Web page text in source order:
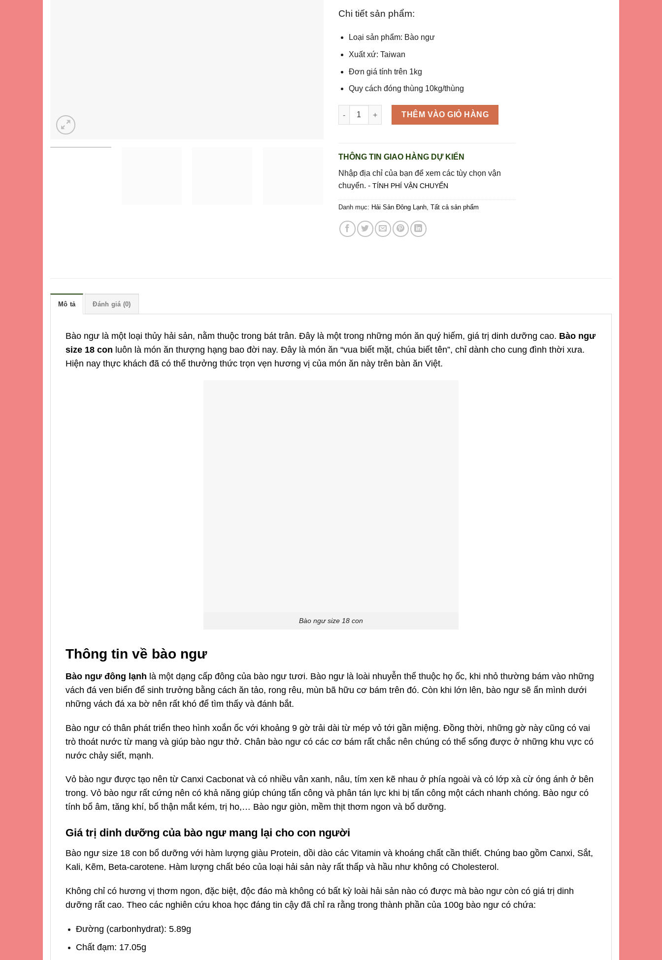
Chi tiết sản phẩm:
Loại sản phẩm: Bào ngư
Xuất xứ: Taiwan
Đơn giá tính trên 1kg
Quy cách đóng thùng 10kg/thùng
Bào ngư size 18con/kg hàng net 6 (nguyên thùng 10kg) số lượng
THÊM VÀO GIỎ HÀNG
THÔNG TIN GIAO HÀNG DỰ KIẾN
Nhập địa chỉ của bạn để xem các tùy chọn vận
chuyển. - TÍNH PHÍ VẬN CHUYỂN
Danh mục: Hải Sản Đông Lạnh Tất cả sản phẩm
Mô tả Đánh giá (0)
Bào ngư là một loại thủy hải sản, nằm thuộc trong bát trân. Đây là một trong những món ăn quý hiếm, giá trị dinh dưỡng cao. Bào ngư
size 18 con luôn là món ăn thượng hạng bao đời nay. Đây là món ăn “vua biết mặt, chúa biết tên”, chỉ dành cho cung đình thời xưa.
Hiện nay thực khách đã có thể thưởng thức trọn vẹn hương vị của món ăn này trên bàn ăn Việt.
Bào ngư size 18 con
Thông tin về bào ngư
Bào ngư đông lạnh là một dạng cấp đông của bào ngư tươi. Bào ngư là loài nhuyễn thể thuộc họ ốc, khi nhỏ thường bám vào những
vách đá ven biển để sinh trưởng bằng cách ăn tảo, rong rêu, mùn bã hữu cơ bám trên đó. Còn khi lớn lên, bào ngư sẽ ẩn mình dưới
những vách đá xa bờ nên rất khó để tìm thấy và đánh bắt.
Bào ngư có thân phát triển theo hình xoắn ốc với khoảng 9 gờ trải dài từ mép vỏ tới gần miệng. Đồng thời, những gờ này cũng có vai
trò thoát nước từ mang và giúp bào ngư thở. Chân bào ngư có các cơ bám rất chắc nên chúng có thể sống được ở những khu vực có
nước chảy siết, mạnh.
Vỏ bào ngư được tạo nên từ Canxi Cacbonat và có nhiều vân xanh, nâu, tím xen kẽ nhau ở phía ngoài và có lớp xà cừ óng ánh ở bên
trong. Vỏ bào ngư rất cứng nên có khả năng giúp chúng tấn công và phân tán lực khi bị tấn công một cách nhanh chóng. Bào ngư có
tính bổ âm, tăng khí, bổ thận mắt kém, trị ho,… Bào ngư giòn, mềm thịt thơm ngon và bổ dưỡng.
Giá trị dinh dưỡng của bào ngư mang lại cho con người
Bào ngư size 18 con bổ dưỡng với hàm lượng giàu Protein, dồi dào các Vitamin và khoáng chất cần thiết. Chúng bao gồm Canxi, Sắt,
Kali, Kẽm, Beta-carotene. Hàm lượng chất béo của loại hải sản này rất thấp và hầu như không có Cholesterol.
Không chỉ có hương vị thơm ngon, đặc biệt, độc đáo mà không có bất kỳ loài hải sản nào có được mà bào ngư còn có giá trị dinh
dưỡng rất cao. Theo các nghiên cứu khoa học đáng tin cậy đã chỉ ra rằng trong thành phần của 100g bào ngư có chứa:
Đường (carbonhydrat): 5.89g
Chất đạm: 17.05g